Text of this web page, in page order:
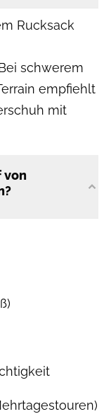
Rucksack
schwerem
empfiehlt
mit
von